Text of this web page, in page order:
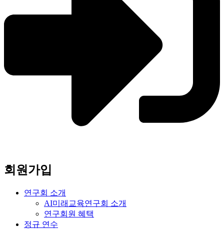
회원가입
연구회 소개
AI미래교육연구회 소개
연구회원 혜택
정규 연수